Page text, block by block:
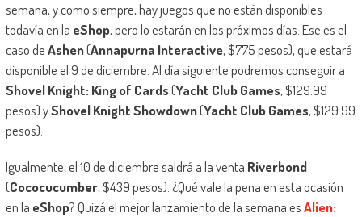
semana, y como siempre, hay juegos que no están disponibles
todavía en la eShop, pero lo estarán en los próximos días. Ese es el
caso deAshen(Annapurna Interactive, $775 pesos), que estará
disponible el 9 de diciembre. Al día siguiente podremos conseguir a
Shovel Knight: King of Cards(Yacht Club Games, $129.99
pesos) yShovel Knight Showdown(Yacht Club Games, $129.99
pesos).
Igualmente, el 10 de diciembre saldrá a la venta Riverbond
(Cococucumber, $439 pesos). ¿Qué vale la pena en esta ocasión
en la eShop? Quizá el mejor lanzamiento de la semana esAlien: